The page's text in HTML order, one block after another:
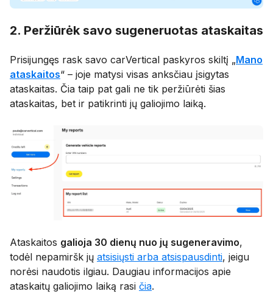
2. Peržiūrėk savo sugeneruotas ataskaitas
Prisijungęs rask savo carVertical paskyros skiltį „Mano
ataskaitos“ – joje matysi visas anksčiau įsigytas
ataskaitas. Čia taip pat gali ne tik peržiūrėti šias
ataskaitas, bet ir patikrinti jų galiojimo laiką.
Ataskaitos galioja 30 dienų nuo jų sugeneravimo,
todėl nepamiršk jų atsisiųsti arba atsispausdinti, jeigu
norėsi naudotis ilgiau. Daugiau informacijos apie
ataskaitų galiojimo laiką rasi čia.